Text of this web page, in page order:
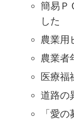
簡易Ｐ
した
農業用
農業者
医療福
道路の
「愛